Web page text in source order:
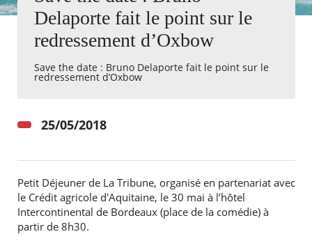
Eco
Actualités
Kiosque
FacebookInstagram
Youtube
Linkedin
Delaporte fait le point sur le
redressement d’Oxbow
Save the date : Bruno Delaporte fait le point sur le
redressement d’Oxbow
25/05/2018
Petit Déjeuner de La Tribune, organisé en partenariat avec
le Crédit agricole d'Aquitaine, le 30 mai à l’hôtel
Intercontinental de Bordeaux (place de la comédie) à
partir de 8h30.